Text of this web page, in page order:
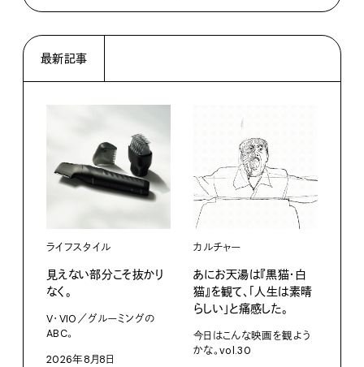
最新記事
ライフスタイル
見えない部分こそ抜かり
なく。
V・VIO／グルーミングの
ABC。
2026年8月8日
カルチャー
あにお天湯は『黒猫・白
猫』を観て、「人生は素晴
らしい」と痛感した。
今日はこんな映画を観よう
かな。vol.30